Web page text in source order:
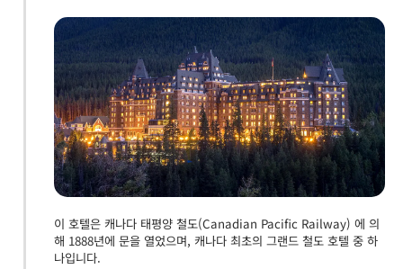
이 호텔은 캐나다 태평양 철도(Canadian Pacific Railway) 에 의
해 1888년에 문을 열었으며, 캐나다 최초의 그랜드 철도 호텔 중 하
나입니다.